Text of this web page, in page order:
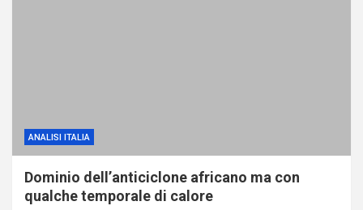
ANALISI ITALIA
Dominio dell’anticiclone africano ma con
qualche temporale di calore